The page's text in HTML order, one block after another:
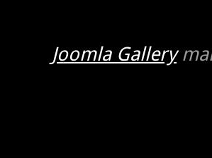
Joomla Gallery